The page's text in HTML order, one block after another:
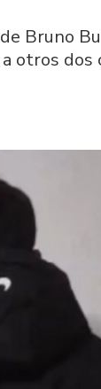
Bruno
otros